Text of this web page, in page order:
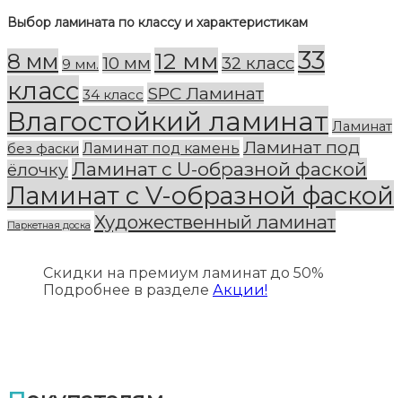
Выбор ламината по классу и характеристикам
8 мм 9 мм. 10 мм 12 мм 32 класс33
класс 34 класс SPC Ламинат
Влагостойкий ламинат Ламинат
без фаски Ламинат под камень Ламинат под
ёлочкуЛаминат с U-образной фаской
Ламинат с V-образной фаской
Паркетная доска Художественный ламинат
Скидки на премиум ламинат до 50%
Подробнее в разделе Акции!